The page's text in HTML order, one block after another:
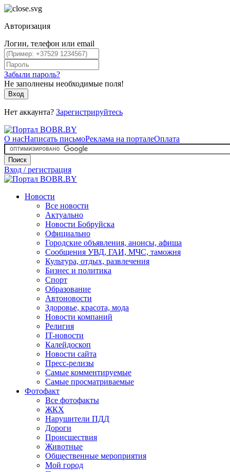
Авторизация
Логин, телефон или email
Забыли пароль?
Не заполнены необходимые поля!
Вход
Нет аккаунта? Зарегистрируйтесь
О насНаписать письмоРеклама на порталеОплата
Поиск
Вход / регистрация
Новости
Все новости
Актуально
Новости Бобруйска
Официально
Городские объявления, анонсы, афиша
Сообщения УВД, ГАИ, МЧС, таможня
Культура, отдых, развлечения
Бизнес и политика
Спорт
Образование
Автоновости
Здоровье, красота, мода
Новости компаний
Религия
IT-новости
Калейдоскоп
Новости сайта
Пресс-релизы
Самые комментируемые
Самые просматриваемые
Фотофакт
Все фотофакты
ЖКХ
Нарушители ПДД
Дороги
Происшествия
Животные
Общественные мероприятия
Мой город